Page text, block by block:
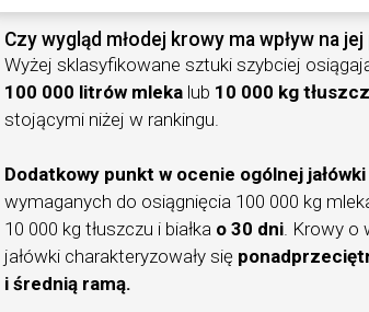
Czy wygląd młodej krowy ma wpływ na
Wyżej sklasyfikowane sztuki szybciej
100 000 litrów mleka lub 10 000 kg
stojącymi niżej w rankingu.
Dodatkowy punkt w ocenie ogólnej jałówki
wymaganych do osiągnięcia 100 000 kg
10 000 kg tłuszczu i białka o 30 dni . Krowy
jałówki charakteryzowały się
i średnią ramą.